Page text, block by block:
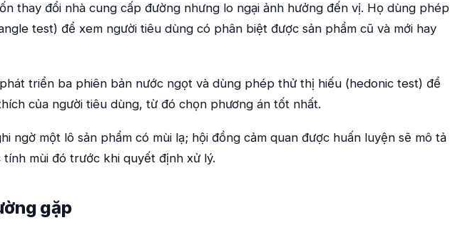
thay đổi nhà cung cấp đường nhưng lo ngại ảnh hưởng đến vị. Họ dùng phép
test) để xem người tiêu dùng có phân biệt được sản phẩm cũ và mới hay
triển ba phiên bản nước ngọt và dùng phép thử thị hiếu (hedonic test) để
của người tiêu dùng, từ đó chọn phương án tốt nhất.
ngờ một lô sản phẩm có mùi lạ; hội đồng cảm quan được huấn luyện sẽ mô tả
tính mùi đó trước khi quyết định xử lý.
gặp